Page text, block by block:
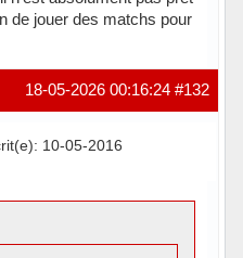
de jouer des matchs pour
#132
18-05-2026 00:16:24
10-05-2016